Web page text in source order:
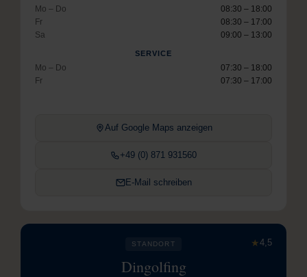
Mo – Do
08:30 – 18:00
Fr
08:30 – 17:00
Sa
09:00 – 13:00
SERVICE
Mo – Do
07:30 – 18:00
Fr
07:30 – 17:00
Auf Google Maps anzeigen
+49 (0) 871 931560
E-Mail schreiben
★4,5
STANDORT
Dingolfing